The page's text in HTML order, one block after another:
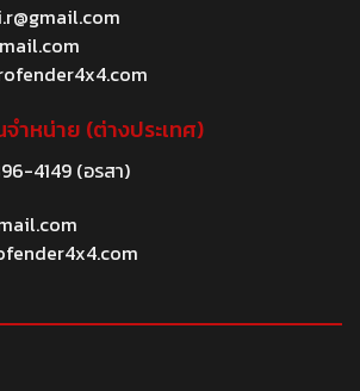
ำหน่าย (ต่างประเทศ)
4149(อรสา)